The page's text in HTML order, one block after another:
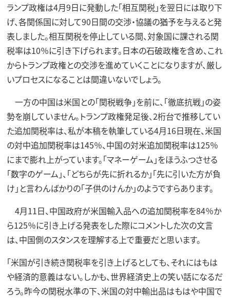
ランプ政権は4月9日に発動した「相互関税」を翌日には取り下
げ、各関係国に対して90日間の交渉・協議の猶予を与えると発
表しました。相互関税を停止している間、対象国に課される関
税率は10％に引き下げられます。日本の石破政権を含め、これ
からトランプ政権との交渉を進めていくことになりますが、厳し
いプロセスになることは間違いないでしょう。
一方の中国は米国との「関税戦争」を前に、「徹底抗戦」の姿
勢を崩していません。トランプ政権発足後、2桁台で推移してい
た追加関税率は、私が本稿を執筆している4月16日現在、米国
の対中追加関税率は145％、中国の対米追加関税率は125％
にまで膨れ上がっています。「マネーゲーム」をほうふつさせる
「数字のゲーム」、「どちらが先に折れるか」「先に引いた方が負
け」と言わんばかりの「子供のけんか」のようですらあります。
4月11日、中国政府が米国輸入品への追加関税率を84％か
ら125％に引き上げる発表をした際にコメントした次の文言
は、中国側のスタンスを理解する上で重要だと思います。
「米国が引き続き関税率を引き上げるとしても、それにはもは
や経済的意義はない。しかも、世界経済史上の笑い話になるだ
ろう。昨今の関税水準の下、米国の対中輸出品はもはや中国で